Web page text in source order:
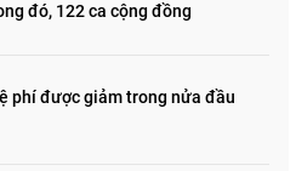
đó, 122 ca cộng đồng
phí được giảm trong nửa đầu